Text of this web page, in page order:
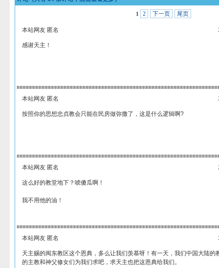
1 2 下一页 尾页
本站网友 匿名
感谢天主！
本站网友 匿名
按照你的思想忠贞教会只能在民房做弥撒了，这是什么逻辑啊?
本站网友 匿名
这么好的教堂地下？唬傻瓜啊！
我不用他的油！
本站网友 匿名
天主赐的闽东教区这个恩典，多么让我们羡慕呀！有一天，我们中国大陆的
的主教和神父修女们为我们求吧，求天主也把这恩典给我们。